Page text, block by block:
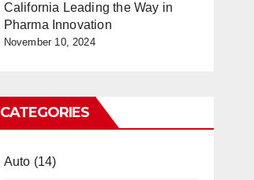
California Leading the Way in
Pharma Innovation
November 10, 2024
CATEGORIES
Auto (14)